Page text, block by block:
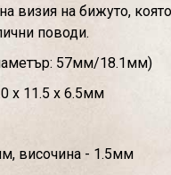
визия на бижуто,
поводи.
57мм/18.1мм)
х 11.5 х 6.5мм
височина - 1.5мм